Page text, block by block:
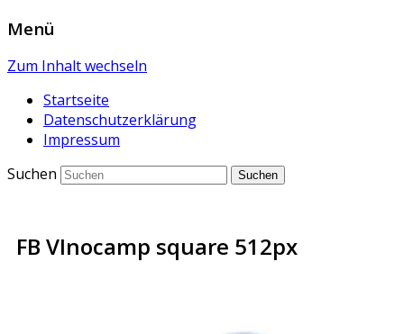
Menü
Zum Inhalt wechseln
Startseite
Datenschutzerklärung
Impressum
Suchen
FB VInocamp square 512px